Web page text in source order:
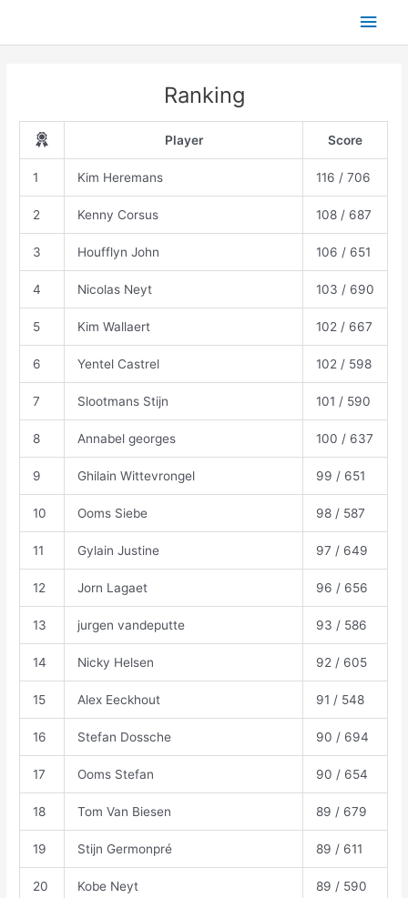
content
Main
Ranking
Player Score
1 Kim Heremans 116 / 706
2 Kenny Corsus 108 / 687
3 Houfflyn John 106 / 651
4 Nicolas Neyt 103 / 690
5 Kim Wallaert 102 / 667
6 Yentel Castrel 102 / 598
7 Slootmans Stijn 101 / 590
8 Annabel georges 100 / 637
9 Ghilain Wittevrongel 99 / 651
10 Ooms Siebe 98 / 587
11 Gylain Justine 97 / 649
12 Jorn Lagaet 96 / 656
13 jurgen vandeputte 93 / 586
14 Nicky Helsen 92 / 605
15 Alex Eeckhout 91 / 548
16 Stefan Dossche 90 / 694
17 Ooms Stefan 90 / 654
18 Tom Van Biesen 89 / 679
19 Stijn Germonpré 89 / 611
20 Kobe Neyt 89 / 590